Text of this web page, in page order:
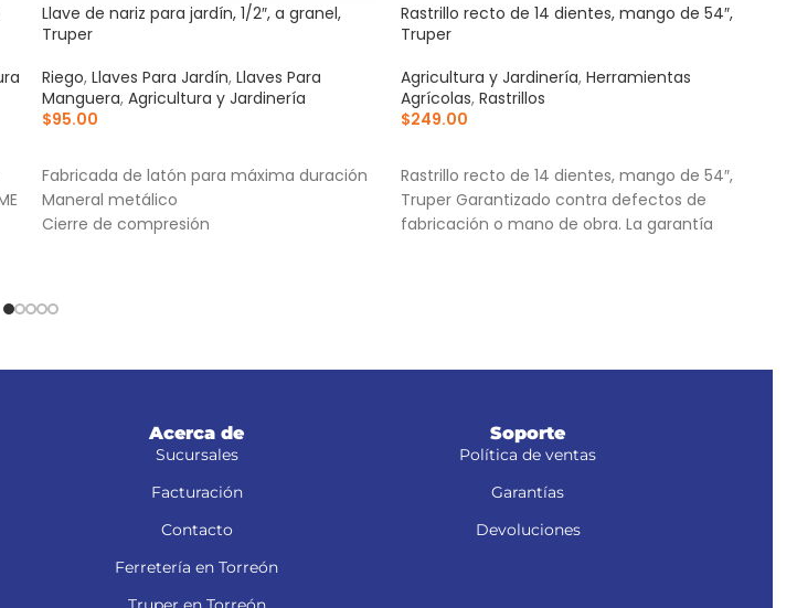
Llave de nariz para jardín, 1/2″, a granel,
Truper
Riego, Llaves Para Jardín, Llaves Para
Manguera, Agricultura y Jardinería
$95.00
Fabricada de latón para máxima duración
Maneral metálico
Cierre de compresión
Rastrillo recto de 14 dientes, mango de 54″,
Truper
Agricultura y Jardinería, Herramientas
Agrícolas, Rastrillos
$249.00
Rastrillo recto de 14 dientes, mango de 54″,
Truper Garantizado contra defectos de
fabricación o mano de obra. La garantía
Acerca de
Sucursales
Facturación
Contacto
Ferretería en Torreón
Soporte
Política de ventas
Garantías
Devoluciones